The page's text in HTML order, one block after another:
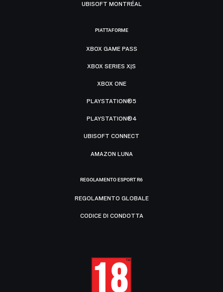
UBISOFT MONTRÉAL
PIATTAFORME
XBOX GAME PASS
XBOX SERIES X|S
XBOX ONE
PLAYSTATION®5
PLAYSTATION®4
UBISOFT CONNECT
AMAZON LUNA
REGOLAMENTO ESPORT R6
REGOLAMENTO GLOBALE
CODICE DI CONDOTTA